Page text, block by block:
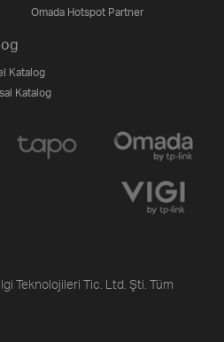
Omada Hotspot Partner
Katalog
Katalog
Teknolojileri Tic. Ltd. Şti. Tüm